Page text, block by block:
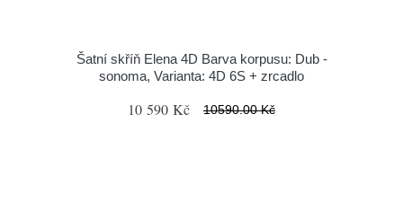
Šatní skříň Elena 4D Barva korpusu: Dub -
sonoma, Varianta: 4D 6S + zrcadlo
10 590 Kč 10590.00 Kč